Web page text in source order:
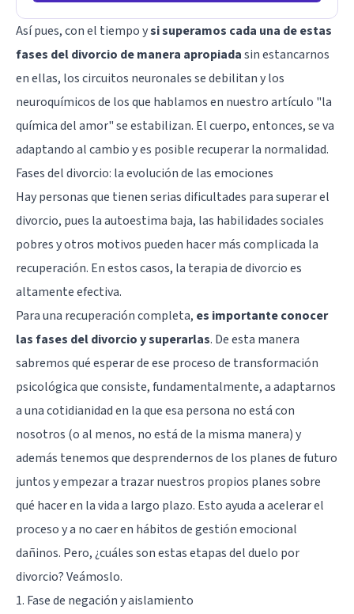
Así pues, con el tiempo ysi superamos cada una de estas
fases del divorcio de manera apropiadasin estancarnos
en ellas, los circuitos neuronales se debilitan y los
neuroquímicos de los que hablamos en nuestro artículo "la
química del amor" se estabilizan. El cuerpo, entonces, se va
adaptando al cambio y es posible recuperar la normalidad.
Fases del divorcio: la evolución de las emociones
Hay personas que tienen serias dificultades para superar el
divorcio, pues la autoestima baja, las habilidades sociales
pobres y otros motivos pueden hacer más complicada la
recuperación. En estos casos, la terapia de divorcio es
altamente efectiva.
Para una recuperación completa, es importante conocer
las fases del divorcio y superarlas. De esta manera
sabremos qué esperar de ese proceso de transformación
psicológica que consiste, fundamentalmente, a adaptarnos
a una cotidianidad en la que esa persona no está con
nosotros (o al menos, no está de la misma manera) y
además tenemos que desprendernos de los planes de futuro
juntos y empezar a trazar nuestros propios planes sobre
qué hacer en la vida a largo plazo. Esto ayuda a acelerar el
proceso y a no caer en hábitos de gestión emocional
dañinos. Pero, ¿cuáles son estas etapas del duelo por
divorcio? Veámoslo.
1. Fase de negación y aislamiento